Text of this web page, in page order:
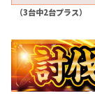
（3台中2台プラス）